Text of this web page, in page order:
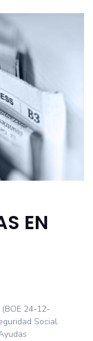
EN
24-12-
Social.